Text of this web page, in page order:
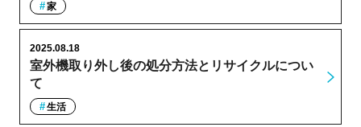
家
室外機取り外し後の処分方法とリサイクルについ
て
2025.08.18
生活